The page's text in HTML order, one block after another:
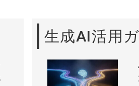
生成AI活用